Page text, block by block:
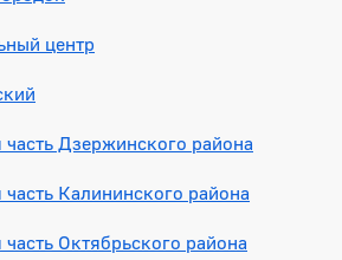
центр
часть Дзержинского района
часть Калининского района
часть Октябрьского района